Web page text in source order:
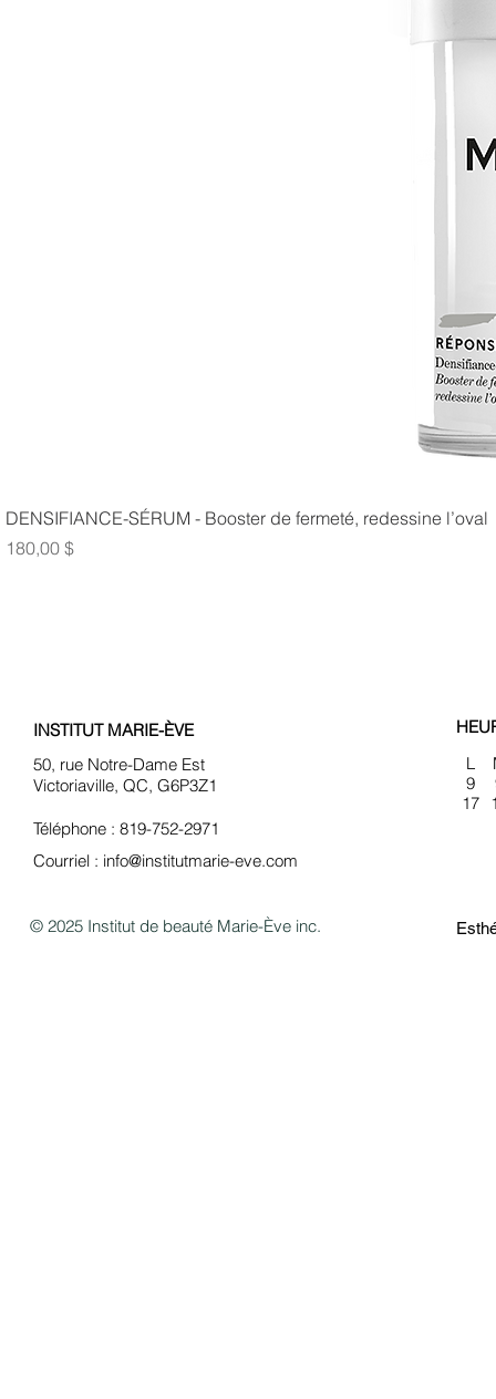
DENSIFIANCE-SÉRUM - Booster de fermeté, redessine l’oval
Prix
180,00 $
INSTITUT MARIE-ÈVE
50, rue Notre-Dame Est
Victoriaville, QC, G6P3Z1
L
9
17
Téléphone : 819-752-2971
Courriel : info@institutmarie-eve.com
© 2025 Institut de beauté Marie-Ève inc.